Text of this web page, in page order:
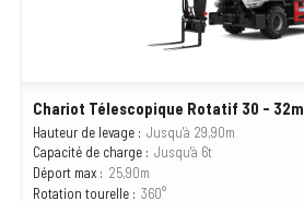
Chariot Télescopique Rotatif 30 - 32m
Hauteur de levage : Jusqu'à 29,90m
Capacité de charge : Jusqu'à 6t
Déport max : 25,90m
Rotation tourelle : 360°